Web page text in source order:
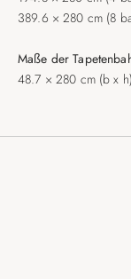
389.6 × 280 cm (8
Maße der
48.7 × 280 cm (b x h)